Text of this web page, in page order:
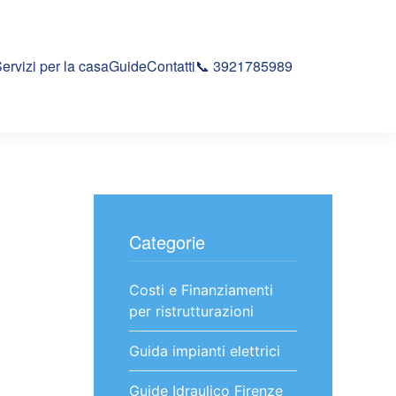
per la casaGuideContatti📞 3921785989
Categorie
Costi e Finanziamenti
per ristrutturazioni
Guida impianti elettrici
Guide Idraulico Firenze